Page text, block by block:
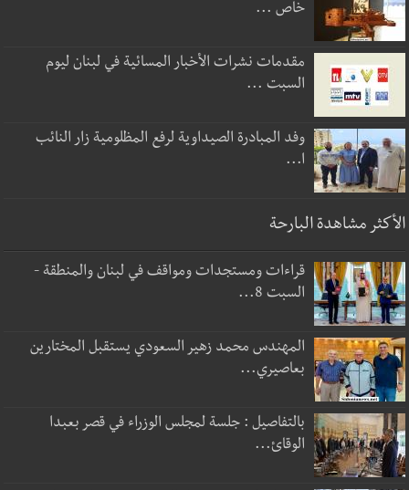
خاص ...
مقدمات نشرات الأخبار المسائية في لبنان ليوم
السبت ...
وفد المبادرة الصيداوية لرفع المظلومية زار النائب
ا...
الأكثر مشاهدة البارحة
قراءات ومستجدات ومواقف في لبنان والمنطقة -
السبت 8...
المهندس محمد زهير السعودي يستقبل المختارين
بعاصيري...
بالتفاصيل : جلسة لمجلس الوزراء في قصر بعبدا
الوقائ...